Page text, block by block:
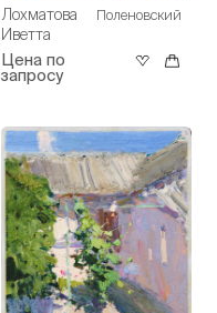
Лохматова
Иветта
Поленовский
Цена по
запросу